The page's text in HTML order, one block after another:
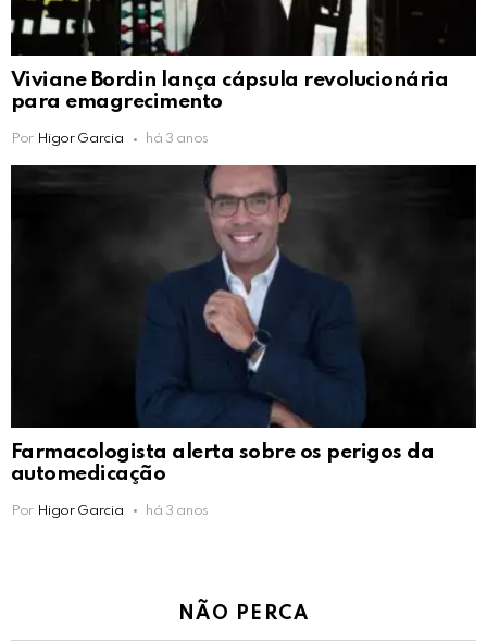
Viviane Bordin lança cápsula revolucionária
para emagrecimento
Por Higor Garcia há 3 anos
Farmacologista alerta sobre os perigos da
automedicação
Por Higor Garcia há 3 anos
NÃO PERCA